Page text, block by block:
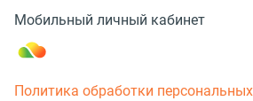
Мобильный личный кабинет
Политика обработки